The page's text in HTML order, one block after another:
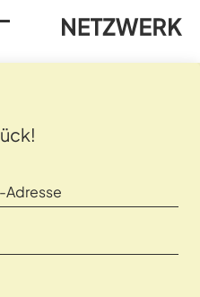
Toggle Menu